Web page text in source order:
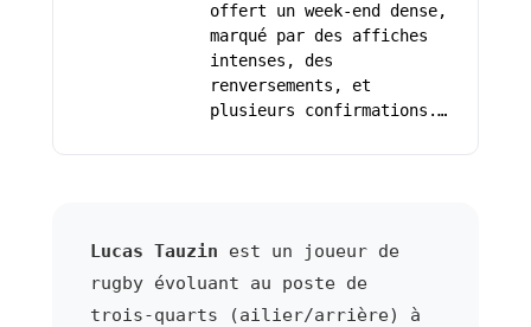
offert un week-end dense,
marqué par des affiches
intenses, des
renversements, et
plusieurs confirmations.…
Lucas Tauzin est un joueur de
rugby évoluant au poste de
trois-quarts (ailier/arrière) à